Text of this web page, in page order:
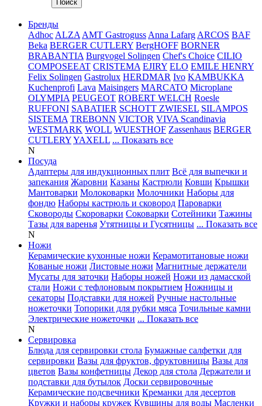
Бренды
Adhoc ALZA AMT Gastroguss Anna Lafarg ARCOS BAF
Beka BERGER CUTLERY BergHOFF BORNER
BRABANTIA Burgvogel Solingen Chef's Choice CILIO
COMPOSEEAT CRISTEMA EJIRY ELO EMILE HENRY
Felix Solingen Gastrolux HERDMAR Ivo KAMBUKKA
Kuchenprofi Lava Maisingers MARCATO Microplane
OLYMPIA PEUGEOT ROBERT WELCH Roesle
RUFFONI SABATIER SCHOTT ZWIESEL SILAMPOS
SISTEMA TREBONN VICTOR VIVA Scandinavia
WESTMARK WOLL WUESTHOF Zassenhaus BERGER
CUTLERYYAXELL ... Показать все
N
Посуда
Адаптеры для индукционных плит Всё для выпечки и
запекания Жаровни Казаны Кастрюли Ковши Крышки
Мантоварки Молоковарки Молочники Наборы для
фондю Наборы кастрюль и сковород Пароварки
Сковороды Скороварки Соковарки Сотейники Тажины
Тазы для варенья Утятницы и Гусятницы ... Показать все
N
Ножи
Керамические кухонные ножи Керамотитановые ножи
Кованые ножи Листовые ножи Магнитные держатели
Мусаты для заточки Наборы ножей Ножи из дамасской
стали Ножи с тефлоновым покрытием Ножницы и
секаторы Подставки для ножей Ручные настольные
ножеточки Топорики для рубки мяса Точильные камни
Электрические ножеточки ... Показать все
N
Сервировка
Блюда для сервировки стола Бумажные салфетки для
сервировки Вазы для фруктов, фруктовницы Вазы для
цветов Вазы конфетницы Декор для стола Держатели и
подставки для бутылок Доски сервировочные
Керамические подсвечники Креманки для десертов
Кружки и наборы кружек Кувшины для воды Масленки